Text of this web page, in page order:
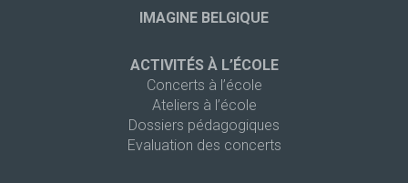
IMAGINE BELGIQUE
ACTIVITÉS À L’ÉCOLE
Concerts à l’école
Ateliers à l’école
Dossiers pédagogiques
Evaluation des concerts